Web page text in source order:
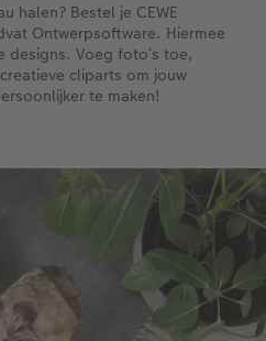
halen? Bestel je CEWE
Ontwerpsoftware. Hiermee
designs. Voeg foto’s toe,
cliparts om jouw
te maken!